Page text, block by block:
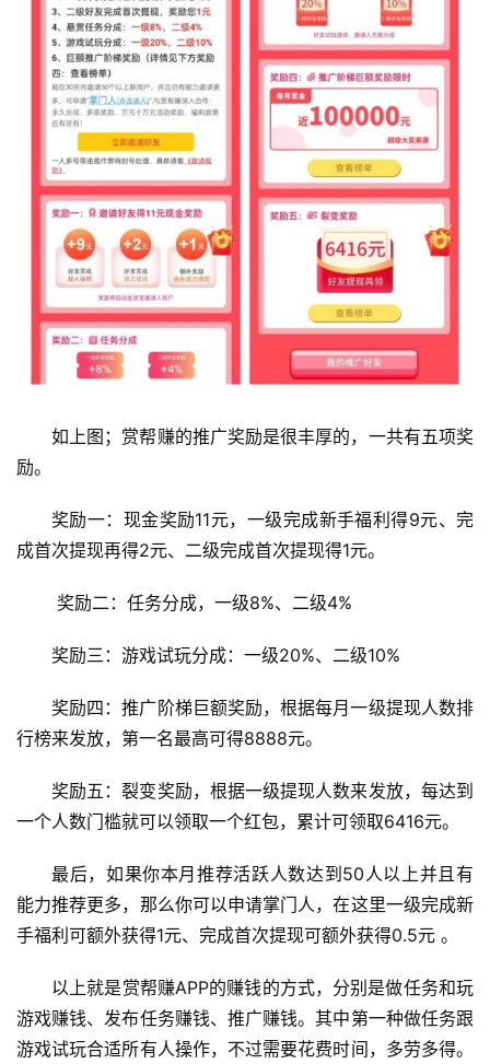
赚
P
登录 注册
如上图；赏帮赚的推广奖励是很丰厚的，一共有五项奖
励。
奖励一：现金奖励11元，一级完成新手福利得9元、完
成首次提现再得2元、二级完成首次提现得1元。
奖励二：任务分成，一级8%、二级4%
奖励三：游戏试玩分成：一级20%、二级10%
奖励四：推广阶梯巨额奖励，根据每月一级提现人数排
行榜来发放，第一名最高可得8888元。
奖励五：裂变奖励，根据一级提现人数来发放，每达到
一个人数门槛就可以领取一个红包，累计可领取6416元。
最后，如果你本月推荐活跃人数达到50人以上并且有
能力推荐更多，那么你可以申请掌门人，在这里一级完成新
手福利可额外获得1元、完成首次提现可额外获得0.5元 。
以上就是赏帮赚APP的赚钱的方式，分别是做任务和玩
游戏赚钱、发布任务赚钱、推广赚钱。其中第一种做任务跟
游戏试玩合适所有人操作，不过需要花费时间，多劳多得。